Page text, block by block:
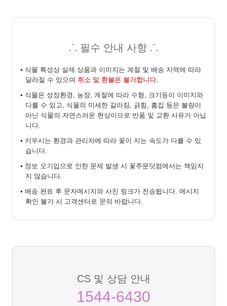
⸫ 필수 안내 사항 ⸫
• 식물 특성상 실제 상품과 이미지는 계절 및 배송 지역에 따라
달라질 수 있으며 취소 및 환불은 불가합니다.
• 식물은 성장환경, 농장, 계절에 따라 수형, 크기등이 이미지와
다를 수 있고, 식물의 미세한 갈라짐, 긁힘, 흠집 등은 불량이
아닌 식물의 자연스러운 현상이므로 반품 및 교환 사유가 아닙
니다.
• 키우시는 환경과 관리자에 따라 꽃이 지는 속도가 다를 수 있
습니다.
• 정보 오기입으로 인한 문제 발생 시 꽃주문닷컴에서는 책임지
지 않습니다.
• 배송 완료 후 문자메시지와 사진 링크가 전송됩니다. 메시지
확인 불가 시 고객센터로 문의 바랍니다.
CS 및 상담 안내
1544-6430